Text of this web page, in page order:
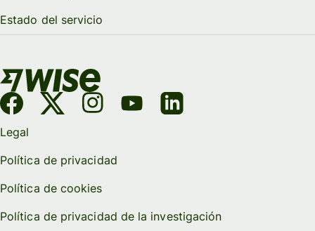
Estado del servicio
Legal
Política de privacidad
Política de cookies
Política de privacidad de la investigación